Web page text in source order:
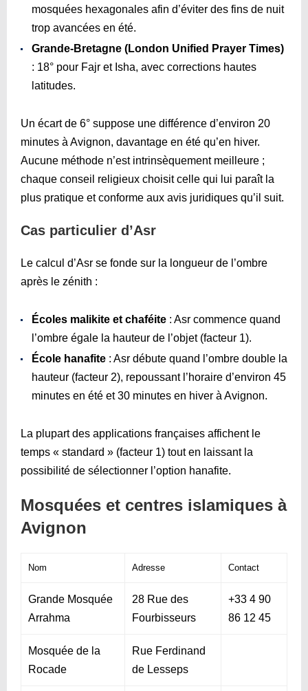
mosquées hexagonales afin d’éviter des fins de nuit
trop avancées en été.
Grande-Bretagne (London Unified Prayer Times)
: 18° pour Fajr et Isha, avec corrections hautes
latitudes.
Un écart de 6° suppose une différence d’environ 20
minutes à Avignon, davantage en été qu’en hiver.
Aucune méthode n’est intrinsèquement meilleure ;
chaque conseil religieux choisit celle qui lui paraît la
plus pratique et conforme aux avis juridiques qu’il suit.
Cas particulier d’Asr
Le calcul d’Asr se fonde sur la longueur de l’ombre
après le zénith :
Écoles malikite et chaféite : Asr commence quand
l’ombre égale la hauteur de l’objet (facteur 1).
École hanafite : Asr débute quand l’ombre double la
hauteur (facteur 2), repoussant l’horaire d’environ 45
minutes en été et 30 minutes en hiver à Avignon.
La plupart des applications françaises affichent le
temps « standard » (facteur 1) tout en laissant la
possibilité de sélectionner l’option hanafite.
Mosquées et centres islamiques à
Avignon
Nom Adresse Contact
Grande Mosquée
Arrahma
28 Rue des
Fourbisseurs
+33 4 90
86 12 45
Mosquée de la
Rocade
Rue Ferdinand
de Lesseps